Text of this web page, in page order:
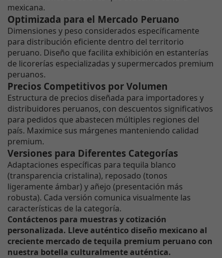
mexicana.
Optimizada para el Mercado Peruano
Dimensiones y peso considerados específicamente
para distribución eficiente dentro del territorio
peruano. Diseño que facilita exhibición en estanterías
de licorerías especializadas y supermercados premium
peruanos.
Precios Competitivos por Volumen
Estructura de precios diseñada para importadores y
distribuidores peruanos, con descuentos significativos
para pedidos que abastecen múltiples regiones del
país. Maximice sus márgenes manteniendo calidad
premium.
Versiones para Diferentes Categorías
Adaptaciones específicas para tequila blanco
(transparencia cristalina), reposado (tonos
ligeramente ámbar) y añejo (presentación más
robusta). Cada versión comunica visualmente las
características de la categoría.
Contáctenos para muestras y cotización
personalizada. Lleve auténtico diseño mexicano al
creciente mercado de tequila premium peruano con
nuestra botella culturalmente auténtica.